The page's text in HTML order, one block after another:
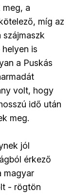
a
míg az
is
a Puskás
volt, hogy
idő után
meg.
jól
érkező
magyar
- rögtön